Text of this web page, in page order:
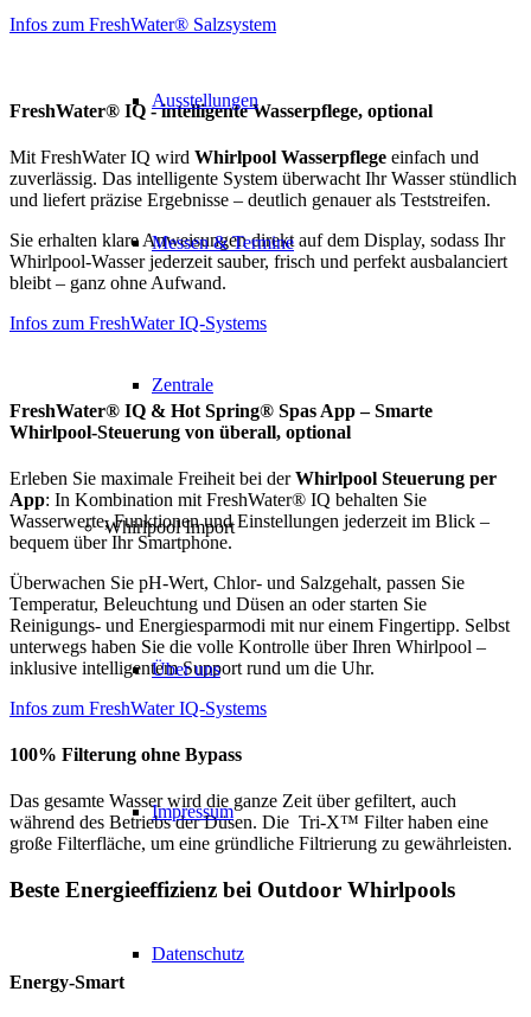
Ausstellungen
Messen & Termine
Zentrale
Whirlpool Import
Über uns
Impressum
Datenschutz
Infos zum FreshWater® Salzsystem
FreshWater® IQ - intelligente Wasserpflege, optional
Mit FreshWater IQ wird Whirlpool Wasserpflege einfach und
zuverlässig. Das intelligente System überwacht Ihr Wasser stündlich
und liefert präzise Ergebnisse – deutlich genauer als Teststreifen.
Sie erhalten klare Anweisungen direkt auf dem Display, sodass Ihr
Whirlpool-Wasser jederzeit sauber, frisch und perfekt ausbalanciert
bleibt – ganz ohne Aufwand.
Infos zum FreshWater IQ-Systems
FreshWater® IQ & Hot Spring® Spas App – Smarte
Whirlpool-Steuerung von überall, optional
Erleben Sie maximale Freiheit bei derWhirlpool Steuerung per
App: In Kombination mit FreshWater® IQ behalten Sie
Wasserwerte, Funktionen und Einstellungen jederzeit im Blick –
bequem über Ihr Smartphone.
Überwachen Sie pH-Wert, Chlor- und Salzgehalt, passen Sie
Temperatur, Beleuchtung und Düsen an oder starten Sie
Reinigungs- und Energiesparmodi mit nur einem Fingertipp. Selbst
unterwegs haben Sie die volle Kontrolle über Ihren Whirlpool –
inklusive intelligentem Support rund um die Uhr.
Infos zum FreshWater IQ-Systems
100% Filterung ohne Bypass
Das gesamte Wasser wird die ganze Zeit über gefiltert, auch
während des Betriebs der Düsen. Die Tri-X™ Filter haben eine
große Filterfläche, um eine gründliche Filtrierung zu gewährleisten.
Beste Energieeffizienz bei Outdoor Whirlpools
Energy-Smart